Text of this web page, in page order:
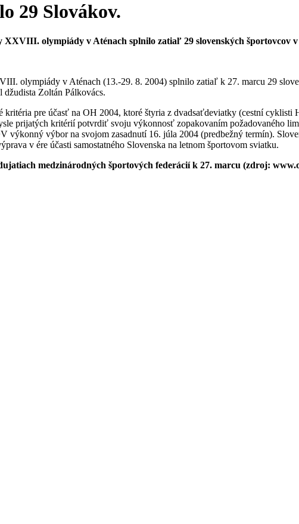
29 Slovákov.
olympiády v Aténach splnilo zatiaľ 29 slovenských športovcov v
olympiády v Aténach (13.-29. 8. 2004) splnilo zatiaľ k 27. marcu 29
Zoltán Pálkovács.
pre účasť na OH 2004, ktoré štyria z dvadsaťdeviatky (cestní cyklisti
prijatých kritérií potvrdiť svoju výkonnosť zopakovaním požadovaného
výbor na svojom zasadnutí 16. júla 2004 (predbežný termín).
v ére účasti samostatného Slovenska na letnom športovom sviatku.
medzinárodných športových federácií k 27. marcu (zdroj: